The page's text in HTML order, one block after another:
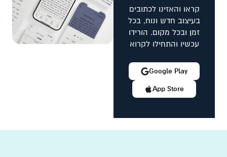
קראו והאזינו לכתובים
בעיצוב חדש ונוח, בכל
זמן ובכל מקום. הורידו
עכשיו והתחילו לקרוא
App Store
Google Play